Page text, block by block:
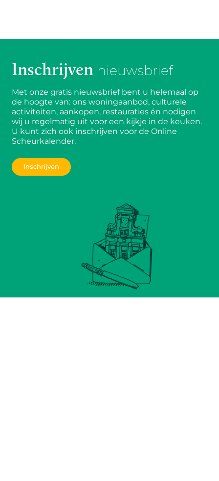
Inschrijven nieuwsbrief
Met onze gratis nieuwsbrief bent u helemaal op
de hoogte van: ons woningaanbod, culturele
activiteiten, aankopen, restauraties én nodigen
wij u regelmatig uit voor een kijkje in de keuken.
U kunt zich ook inschrijven voor de Online
Scheurkalender.
Inschrijven